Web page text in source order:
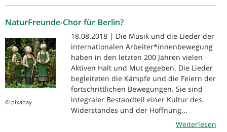
NaturFreunde-Chor für Berlin?
© pixabay
18.08.2018 | Die Musik und die Lieder der
internationalen Arbeiter*innenbewegung
haben in den letzten 200 Jahren vielen
Aktiven Halt und Mut gegeben. Die Lieder
begleiteten die Kämpfe und die Feiern der
fortschrittlichen Bewegungen. Sie sind
integraler Bestandteil einer Kultur des
Widerstandes und der Hoffnung...
Weiterlesen